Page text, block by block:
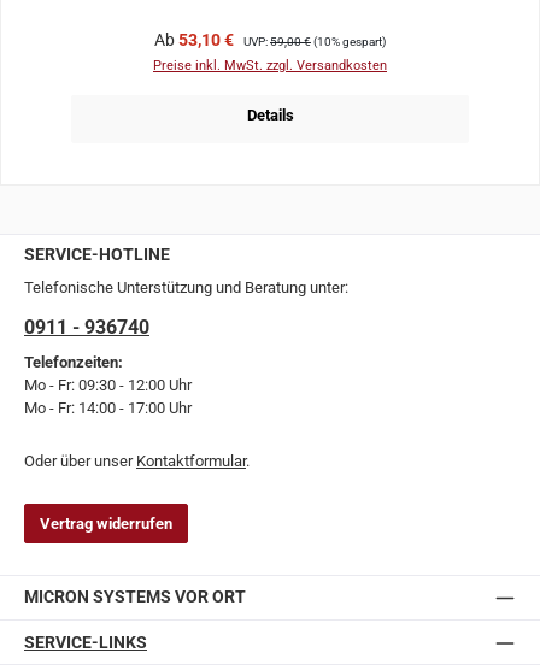
Verkaufspreis:
Ab53,10 € Regulärer Preis:
UVP:59,00 €(10% gespart)
Preise inkl. MwSt. zzgl. Versandkosten
Details
SERVICE-HOTLINE
Telefonische Unterstützung und Beratung unter:
0911 - 936740
Telefonzeiten:
Mo - Fr: 09:30 - 12:00 Uhr
Mo - Fr: 14:00 - 17:00 Uhr
Oder über unser Kontaktformular.
Vertrag widerrufen
MICRON SYSTEMS VOR ORT
SERVICE-LINKS